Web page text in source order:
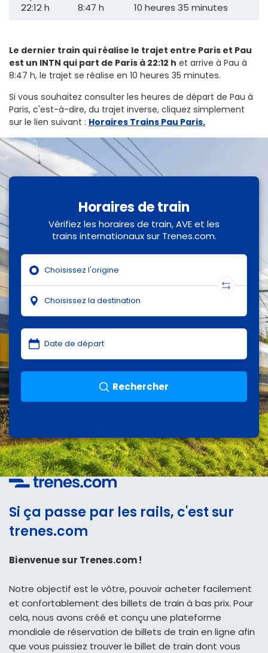
22:12 h 8:47 h 10 heures 35 minutes
Le dernier train qui réalise le trajet entre Paris et Pau
est un INTN qui part de Paris à 22:12 h et arrive à Pau à
8:47 h, le trajet se réalise en 10 heures 35 minutes.
Si vous souhaitez consulter les heures de départ de Pau à
Paris, c'est-à-dire, du trajet inverse, cliquez simplement
sur le lien suivant : Horaires Trains Pau Paris.
Horaires de train
Vérifiez les horaires de train, AVE et les
trains internationaux sur Trenes.com.
Rechercher
Si ça passe par les rails, c'est sur
trenes.com
Bienvenue sur Trenes.com !
Notre objectif est le vôtre, pouvoir acheter facilement
et confortablement des billets de train à bas prix. Pour
cela, nous avons créé et conçu une plateforme
mondiale de réservation de billets de train en ligne afin
que vous puissiez trouver le billet de train dont vous